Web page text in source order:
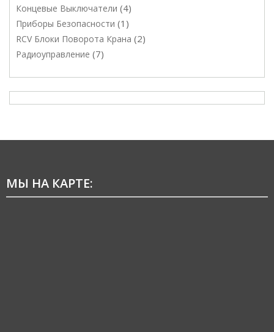
Концевые Выключатели 4
Приборы Безопасности 1
RCV Блоки Поворота Крана 2
Радиоуправление 7
МЫ НА КАРТЕ: